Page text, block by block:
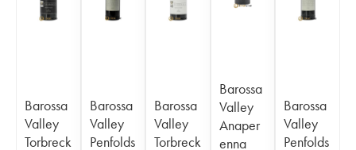
Barossa
Valley
Torbreck
Barossa
Valley
Penfolds
Barossa
Valley
Torbreck
Barossa
Valley
Anaper
enna
Barossa
Valley
Penfolds